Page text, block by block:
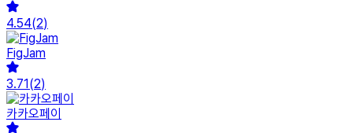
4.54(2)
FigJam
3.71(2)
카카오페이